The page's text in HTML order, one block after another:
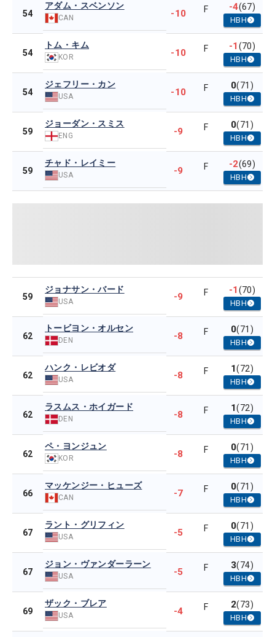
54
アダム・スベンソン
CAN -10 F -4(67)
HBH
54
トム・キム
KOR -10 F -1(70)
HBH
54
ジェフリー・カン
USA -10 F 0(71)
HBH
59
ジョーダン・スミス
ENG -9 F 0(71)
HBH
59
チャド・レイミー
USA -9 F -2(69)
HBH
59
ジョナサン・バード
USA -9 F -1(70)
HBH
62
トービヨン・オルセン
DEN -8 F 0(71)
HBH
62
ハンク・レビオダ
USA -8 F 1(72)
HBH
62
ラスムス・ホイガード
DEN -8 F 1(72)
HBH
62
ペ・ヨンジュン
KOR -8 F 0(71)
HBH
66
マッケンジー・ヒューズ
CAN -7 F 0(71)
HBH
67
ラント・グリフィン
USA -5 F 0(71)
HBH
67
ジョン・ヴァンダーラーン
USA -5 F 3(74)
HBH
69
ザック・ブレア
USA -4 F 2(73)
HBH